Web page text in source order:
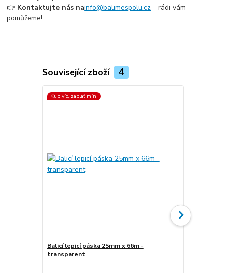
👉 Kontaktujte nás nainfo@balimespolu.cz – rádi vám
pomůžeme!
Související zboží 4
Kup víc, zaplať mín!
Balicí lepicí páska 25mm x 66m -
transparent